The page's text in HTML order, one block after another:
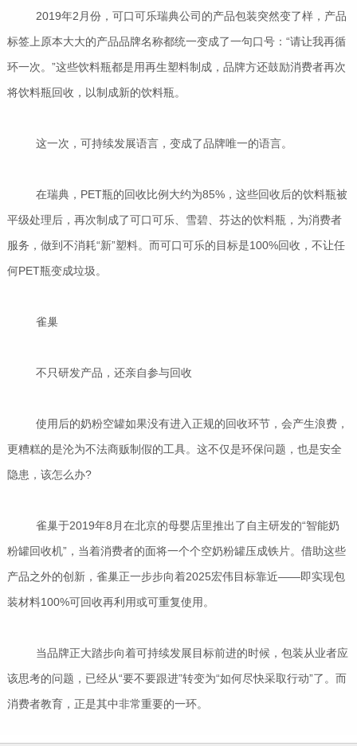
2019年2月份，可口可乐瑞典公司的产品包装突然变了样，产品
标签上原本大大的产品品牌名称都统一变成了一句口号：“请让我再循
环一次。”这些饮料瓶都是用再生塑料制成，品牌方还鼓励消费者再次
将饮料瓶回收，以制成新的饮料瓶。
这一次，可持续发展语言，变成了品牌唯一的语言。
在瑞典，PET瓶的回收比例大约为85%，这些回收后的饮料瓶被
平级处理后，再次制成了可口可乐、雪碧、芬达的饮料瓶，为消费者
服务，做到不消耗“新”塑料。而可口可乐的目标是100%回收，不让任
何PET瓶变成垃圾。
雀巢
不只研发产品，还亲自参与回收
使用后的奶粉空罐如果没有进入正规的回收环节，会产生浪费，
更糟糕的是沦为不法商贩制假的工具。这不仅是环保问题，也是安全
隐患，该怎么办?
雀巢于2019年8月在北京的母婴店里推出了自主研发的“智能奶
粉罐回收机”，当着消费者的面将一个个空奶粉罐压成铁片。借助这些
产品之外的创新，雀巢正一步步向着2025宏伟目标靠近——即实现包
装材料100%可回收再利用或可重复使用。
当品牌正大踏步向着可持续发展目标前进的时候，包装从业者应
该思考的问题，已经从“要不要跟进”转变为“如何尽快采取行动”了。而
消费者教育，正是其中非常重要的一环。